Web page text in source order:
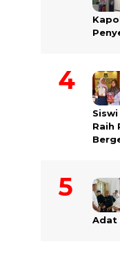
Raih
Adat